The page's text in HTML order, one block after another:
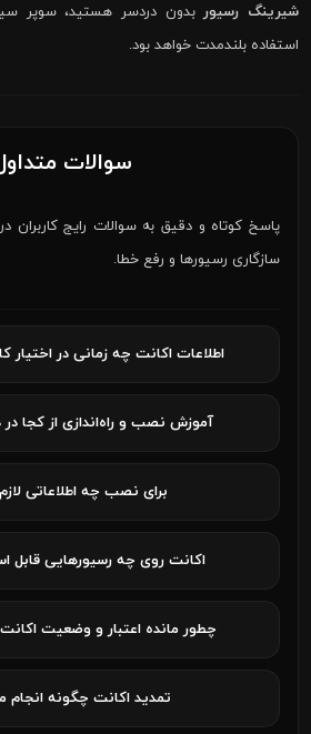
شیرینگ رسیوربدون دردسر هستید، سوپر
استفاده بلندمدت خواهد بود.
سوالات
پاسخ کوتاه و دقیق به سوالات رایج کاربران
سازگاری رسیورها و رفع خطا.
اطلاعات اکانت چه زمانی در اختیار
آموزش نصب و راه‌اندازی از کجا
برای نصب چه اطلاعاتی
اکانت روی چه رسیورهایی قابل
چطور مانده اعتبار و وضعیت
تمدید اکانت چگونه